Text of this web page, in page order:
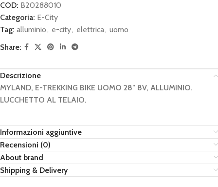
COD: B20288010
Categoria: E-City
Tag: alluminio, e-city, elettrica, uomo
Share:
Descrizione
MYLAND, E-TREKKING BIKE UOMO 28″ 8V, ALLUMINIO.
LUCCHETTO AL TELAIO.
Informazioni aggiuntive
Recensioni (0)
About brand
Shipping & Delivery